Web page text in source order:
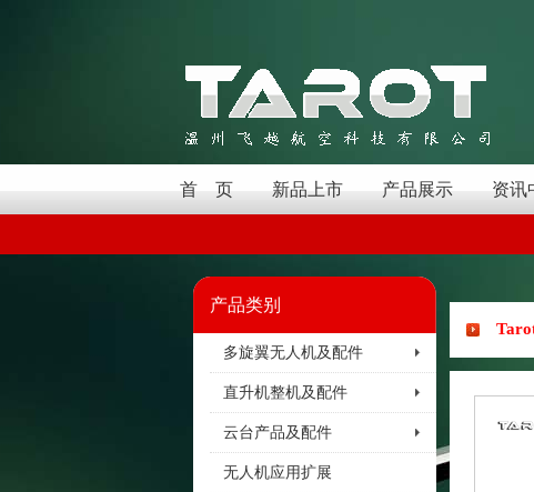
首 页 新品上市 产品展示 资讯
产品类别
多旋翼无人机及配件
直升机整机及配件
云台产品及配件
无人机应用扩展